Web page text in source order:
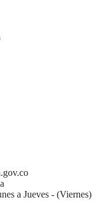
a Jueves - (Viernes)